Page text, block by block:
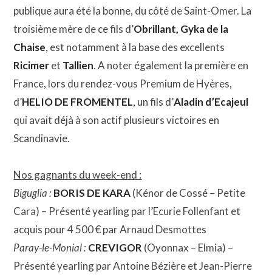
publique aura été la bonne, du côté de Saint-Omer. La
troisième mère de ce fils d’Obrillant, Gyka de la
Chaise, est notamment à la base des excellents
Ricimeret Tallien. A noter également la première en
France, lors du rendez-vous Premium de Hyères,
d’HELIO DE FROMENTEL, un fils d’Aladin d’Ecajeul
qui avait déjà à son actif plusieurs victoires en
Scandinavie.
Nos gagnants du week-end :
Biguglia :BORIS DE KARA(Kénor de Cossé – Petite
Cara) – Présenté yearling par l’Ecurie Follenfant et
acquis pour 4 500 € par Arnaud Desmottes
Paray-le-Monial :CREVIGOR (Oyonnax – Elmia) –
Présenté yearling par Antoine Bézière et Jean-Pierre